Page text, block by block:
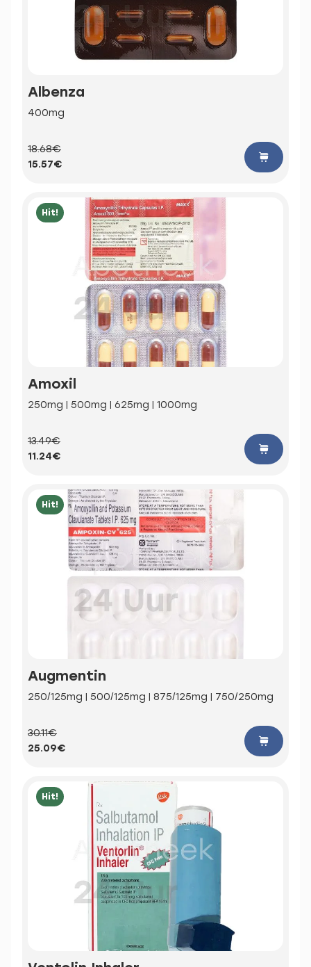
Albenza
400mg
18.68€
15.57€
Hit!
Amoxil
250mg | 500mg | 625mg | 1000mg
13.49€
11.24€
Hit!
Augmentin
250/125mg | 500/125mg | 875/125mg | 750/250mg
30.11€
25.09€
Hit!